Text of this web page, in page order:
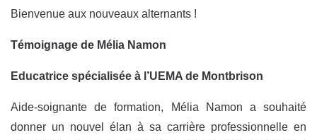
Bienvenue aux nouveaux alternants !
Témoignage de Mélia Namon
Educatrice spécialisée à l’UEMA de Montbrison
Aide-soignante de formation, Mélia Namon a souhaité
donner un nouvel élan à sa carrière professionnelle en